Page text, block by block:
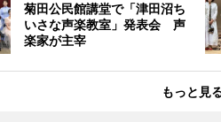
菊田公民館講堂で「津田沼ち
いさな声楽教室」発表会 声
楽家が主宰
もっと見